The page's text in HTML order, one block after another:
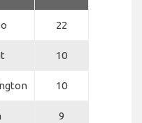
22
10
10
9